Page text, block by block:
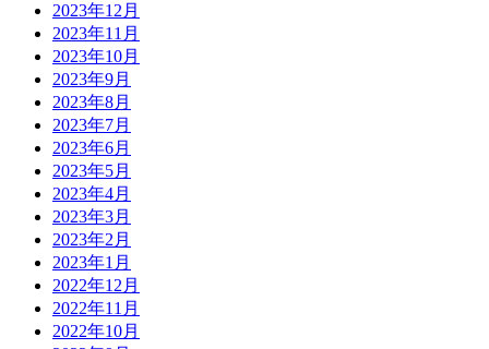
2023年12月
2023年11月
2023年10月
2023年9月
2023年8月
2023年7月
2023年6月
2023年5月
2023年4月
2023年3月
2023年2月
2023年1月
2022年12月
2022年11月
2022年10月